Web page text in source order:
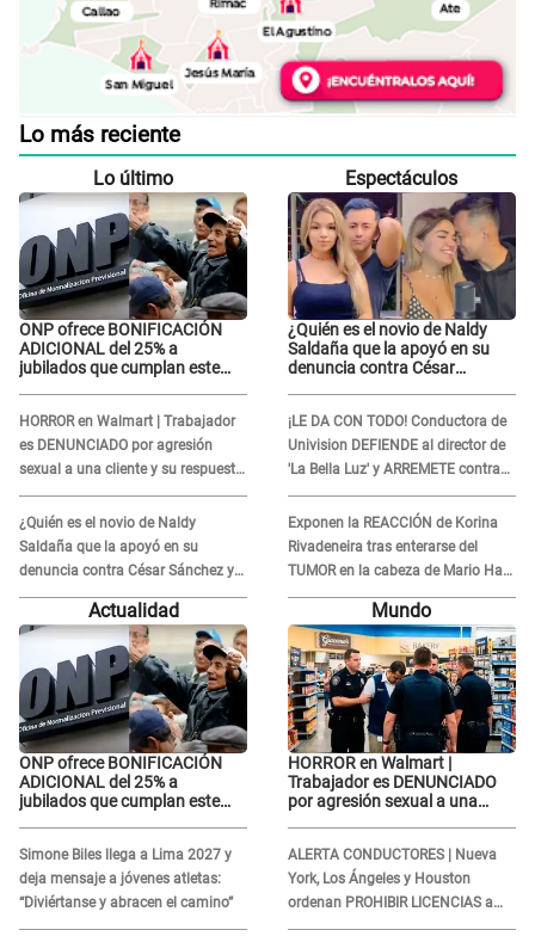
Lo más reciente
Lo último
ONP ofrece BONIFICACIÓN
ADICIONAL del 25% a
jubilados que cumplan este
HORROR en Walmart | Trabajador
es DENUNCIADO por agresión
sexual a una cliente y su respuesta
INDIGNÓ A TODOS
¿Quién es el novio de Naldy
Saldaña que la apoyó en su
denuncia contra César Sánchez y
confrontó al dueño de 'La Bella
Espectáculos
¿Quién es el novio de Naldy
Saldaña que la apoyó en su
denuncia contra César
¡LE DA CON TODO! Conductora de
Univision DEFIENDE al director de
'La Bella Luz' y ARREMETE contra
Naldy Saldaña: “Muchas
amantes...”
Exponen la REACCIÓN de Korina
Rivadeneira tras enterarse del
TUMOR en la cabeza de Mario Hart:
"Ella estaba muy..."
Actualidad
ONP ofrece BONIFICACIÓN
ADICIONAL del 25% a
jubilados que cumplan este
Simone Biles llega a Lima 2027 y
deja mensaje a jóvenes atletas:
“Diviértanse y abracen el camino”
Mundo
HORROR en Walmart |
Trabajador es DENUNCIADO
por agresión sexual a una
ALERTA CONDUCTORES | Nueva
York, Los Ángeles y Houston
ordenan PROHIBIR LICENCIAS a
quienes no presenten ESTE